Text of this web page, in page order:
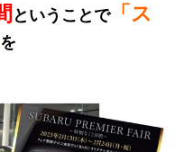
ということで「ス
を